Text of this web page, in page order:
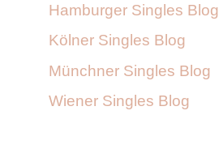
Hamburger Singles Blog
Kölner Singles Blog
Münchner Singles Blog
Wiener Singles Blog